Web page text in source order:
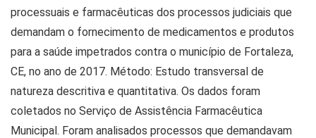
processuais e farmacêuticas dos processos judiciais que
demandam o fornecimento de medicamentos e produtos
para a saúde impetrados contra o município de Fortaleza,
CE, no ano de 2017. Método: Estudo transversal de
natureza descritiva e quantitativa. Os dados foram
coletados no Serviço de Assistência Farmacêutica
Municipal. Foram analisados processos que demandavam